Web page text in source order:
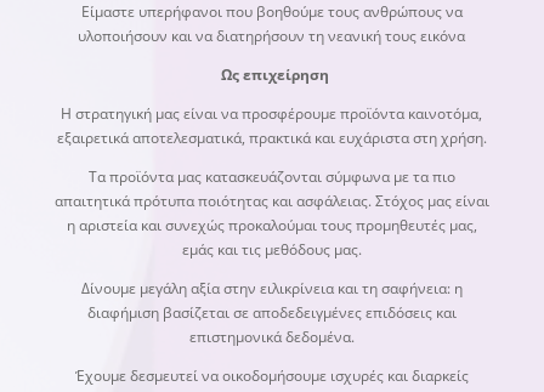
Είμαστε υπερήφανοι που βοηθούμε τους ανθρώπους να
υλοποιήσουν και να διατηρήσουν τη νεανική τους εικόνα
Ως επιχείρηση
Η στρατηγική μας είναι να προσφέρουμε προϊόντα καινοτόμα,
εξαιρετικά αποτελεσματικά, πρακτικά και ευχάριστα στη χρήση.
Τα προϊόντα μας κατασκευάζονται σύμφωνα με τα πιο
απαιτητικά πρότυπα ποιότητας και ασφάλειας. Στόχος μας είναι
η αριστεία και συνεχώς προκαλούμαι τους προμηθευτές μας,
εμάς και τις μεθόδους μας.
Δίνουμε μεγάλη αξία στην ειλικρίνεια και τη σαφήνεια: η
διαφήμιση βασίζεται σε αποδεδειγμένες επιδόσεις και
επιστημονικά δεδομένα.
Έχουμε δεσμευτεί να οικοδομήσουμε ισχυρές και διαρκείς